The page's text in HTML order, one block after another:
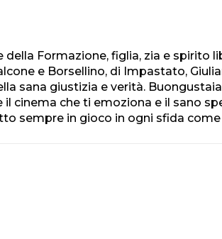
Formazione, figlia, zia e spirito
e Borsellino, di Impastato,
sana giustizia e verità.
cinema che ti emoziona e il sano
sempre in gioco in ogni sfida